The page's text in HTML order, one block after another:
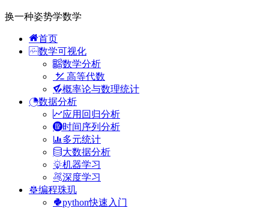
换一种姿势学数学
首页
数学可视化
数学分析
高等代数
概率论与数理统计
数据分析
应用回归分析
时间序列分析
多元统计
大数据分析
机器学习
深度学习
编程珠玑
python快速入门